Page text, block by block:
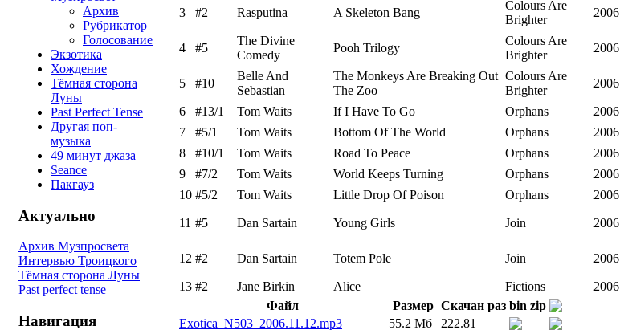
Архив
Рубрикатор
Голосование
Экзотика
Хождение
Тёмная сторона
Луны
Past Perfect Tense
Другая поп-
музыка
49 минут джаза
Seance
Пакгауз
Актуально
Архив Музпросвета
Интервью Троицкого
Тёмная сторона Луны
Past perfect tense
Навигация
3 #2 Rasputina A Skeleton Bang
Colours Are
Brighter
2006
4 #5
The Divine
Comedy
Pooh Trilogy
Colours Are
Brighter
2006
5 #10
Belle And
Sebastian
The Monkeys Are Breaking Out
The Zoo
Colours Are
Brighter
2006
6 #13/1 Tom Waits If I Have To Go Orphans 2006
7
#5/1 Tom Waits Bottom Of The World Orphans 2006
8
#10/1 Tom Waits Road To Peace Orphans 2006
9
#7/2 Tom Waits World Keeps Turning Orphans 2006
10 #5/2 Tom Waits Little Drop Of Poison Orphans 2006
11 #5 Dan Sartain Young Girls Join 2006
12 #2 Dan Sartain Totem Pole Join 2006
13 #2 Jane Birkin Alice Fictions 2006
Файл
Размер Скачан раз bin zip
Exotica_N503_2006.11.12.mp3
55.2 Мб
222.81